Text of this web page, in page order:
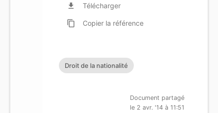
file_download Télécharger
content_copy Copier la référence
Droit de la nationalité
Document partagé
le 2 avr. '14 à 11:51